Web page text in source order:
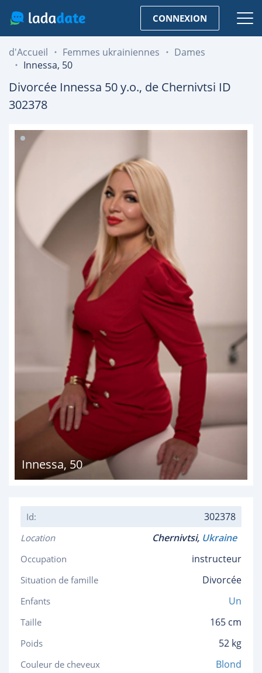
CONNEXION
d'Accueil Femmes ukrainiennes
Dames
Innessa, 50
Divorcée Innessa 50y.o., de Chernivtsi ID
302378
Innessa,50
Id: 302378
Location Chernivtsi, Ukraine
Occupation instructeur
Situation de famille Divorcée
Enfants Un
Taille 165 cm
Poids 52 kg
Couleur de cheveux Blond